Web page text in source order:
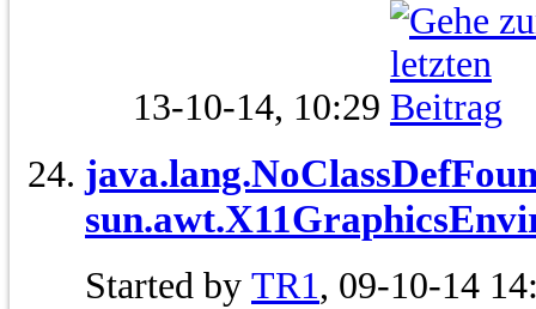
13-10-14, 10:29
Started by TR1, 09-10-14